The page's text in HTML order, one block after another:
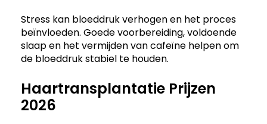
Stress kan bloeddruk verhogen en het proces
beïnvloeden. Goede voorbereiding, voldoende
slaap en het vermijden van cafeïne helpen om
de bloeddruk stabiel te houden.
Haartransplantatie Prijzen
2026